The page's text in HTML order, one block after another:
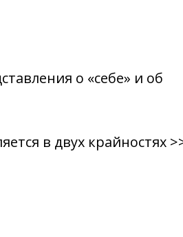
о «себе» и об
в двух крайностях